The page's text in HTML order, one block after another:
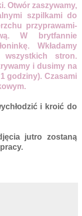
Otwór zaszywamy,
szpilkami do
przyprawami-
W brytfannie
Wkładamy
stron.
i dusimy na
godziny). Czasami
i kroić do
jutro zostaną